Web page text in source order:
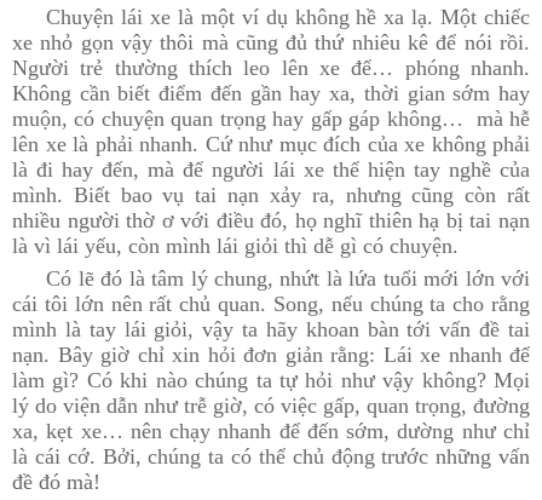
Chuyện lái xe là một ví dụ không hề xa lạ. Một chiếc
xe nhỏ gọn vậy thôi mà cũng đủ thứ nhiêu kê để nói rồi.
Người trẻ thường thích leo lên xe để… phóng nhanh.
Không cần biết điểm đến gần hay xa, thời gian sớm hay
muộn, có chuyện quan trọng hay gấp gáp không… mà hễ
lên xe là phải nhanh. Cứ như mục đích của xe không phải
là đi hay đến, mà để người lái xe thể hiện tay nghề của
mình. Biết bao vụ tai nạn xảy ra, nhưng cũng còn rất
nhiều người thờ ơ với điều đó, họ nghĩ thiên hạ bị tai nạn
là vì lái yếu, còn mình lái giỏi thì dễ gì có chuyện.
Có lẽ đó là tâm lý chung, nhứt là lứa tuổi mới lớn với
cái tôi lớn nên rất chủ quan. Song, nếu chúng ta cho rằng
mình là tay lái giỏi, vậy ta hãy khoan bàn tới vấn đề tai
nạn. Bây giờ chỉ xin hỏi đơn giản rằng: Lái xe nhanh để
làm gì? Có khi nào chúng ta tự hỏi như vậy không? Mọi
lý do viện dẫn như trễ giờ, có việc gấp, quan trọng, đường
xa, kẹt xe… nên chạy nhanh để đến sớm, dường như chỉ
là cái cớ. Bởi, chúng ta có thể chủ động trước những vấn
đề đó mà!